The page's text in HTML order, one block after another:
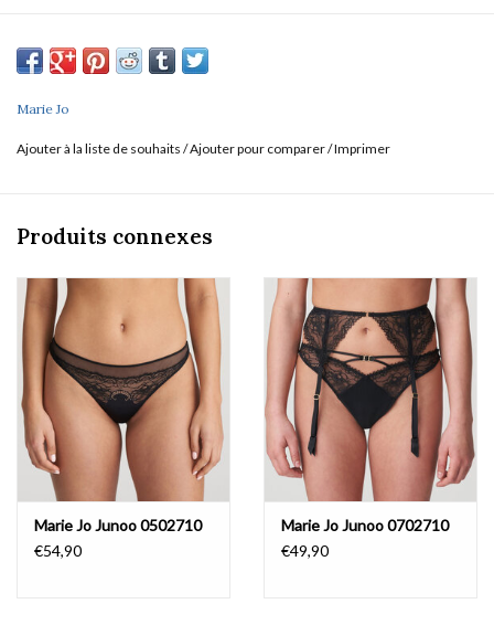
Marie Jo
Ajouter à la liste de souhaits /Ajouter pour comparer/Imprimer
Produits connexes
Marie Jo Junoo 0502710
€54,90
Marie Jo Junoo 0702710
€49,90